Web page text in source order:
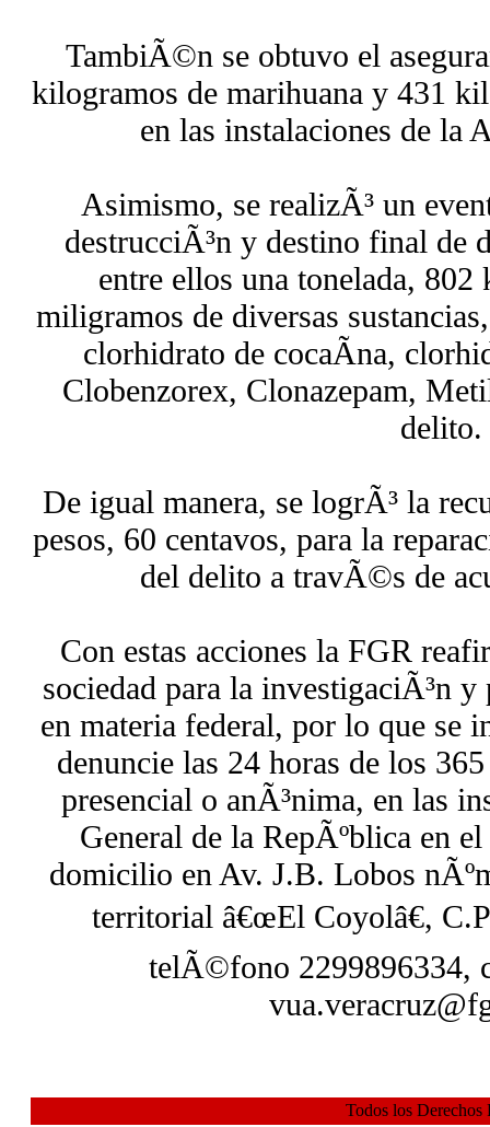
TambiÃ©n se obtuvo el
kilogramos de marihuana y 431
en las instalaciones de la
Asimismo, se realizÃ³ un
destrucciÃ³n y destino final de
entre ellos una tonelada,
miligramos de diversas
clorhidrato de cocaÃ­na,
Clobenzorex, Clonazepam,
delito.
De igual manera, se logrÃ³ la
pesos, 60 centavos, para la
del delito a travÃ©s de
Con estas acciones la FGR
sociedad para la investigaciÃ³n
en materia federal, por lo que se
denuncie las 24 horas de los
presencial o anÃ³nima, en las
General de la RepÃºblica en
domicilio en Av. J.B. Lobos
territorial â€œEl Coyolâ€,
telÃ©fono 2299896334,
Todos los Derechos